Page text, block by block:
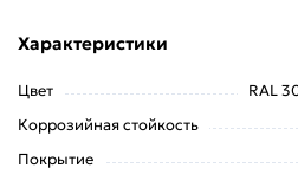
Характеристики
Цвет
RAL
Коррозийная стойкость
Покрытие